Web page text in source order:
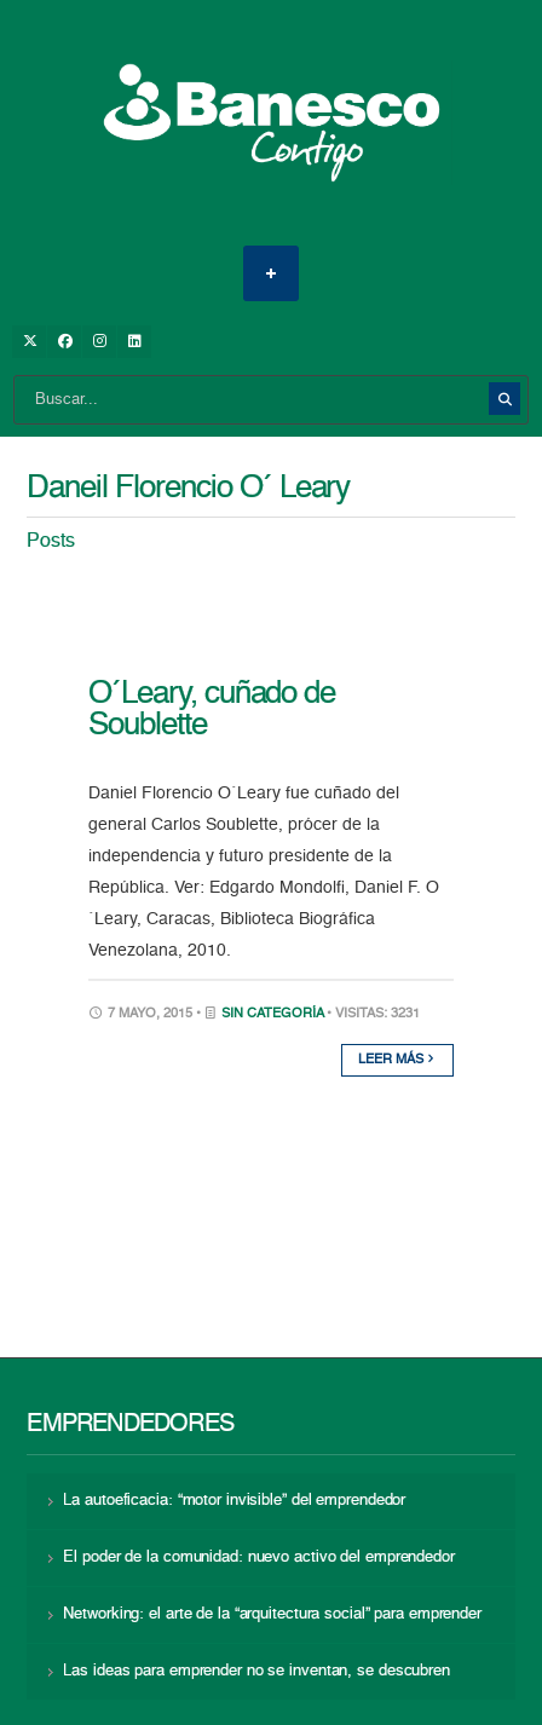
Daneil Florencio O´ Leary
Posts
O´Leary, cuñado de
Soublette
Daniel Florencio O´Leary fue cuñado del
general Carlos Soublette, prócer de la
independencia y futuro presidente de la
República. Ver: Edgardo Mondolfi, Daniel F. O
´Leary, Caracas, Biblioteca Biográfica
Venezolana, 2010.
7 MAYO, 2015 • SIN CATEGORÍA • VISITAS: 3231
LEER MÁS
EMPRENDEDORES
La autoeficacia: “motor invisible” del emprendedor
El poder de la comunidad: nuevo activo del emprendedor
Networking: el arte de la “arquitectura social” para emprender
Las ideas para emprender no se inventan, se descubren